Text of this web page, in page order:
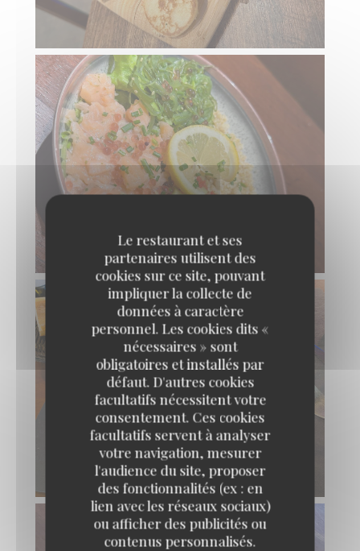
Le restaurant et ses
partenaires utilisent des
cookies sur ce site, pouvant
impliquer la collecte de
données à caractère
personnel. Les cookies dits «
nécessaires » sont
obligatoires et installés par
défaut. D'autres cookies
facultatifs nécessitent votre
consentement. Ces cookies
facultatifs servent à analyser
votre navigation, mesurer
l'audience du site, proposer
des fonctionnalités (ex : en
lien avec les réseaux sociaux)
ou afficher des publicités ou
contenus personnalisés.